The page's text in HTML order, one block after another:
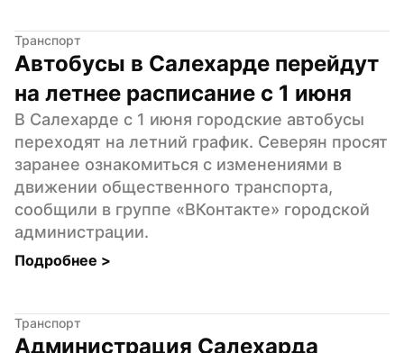
Транспорт
Автобусы в Салехарде перейдут
на летнее расписание с 1 июня
В Салехарде с 1 июня городские автобусы
переходят на летний график. Северян просят
заранее ознакомиться с изменениями в
движении общественного транспорта,
сообщили в группе «ВКонтакте» городской
администрации.
Подробнее >
Транспорт
Администрация Салехарда